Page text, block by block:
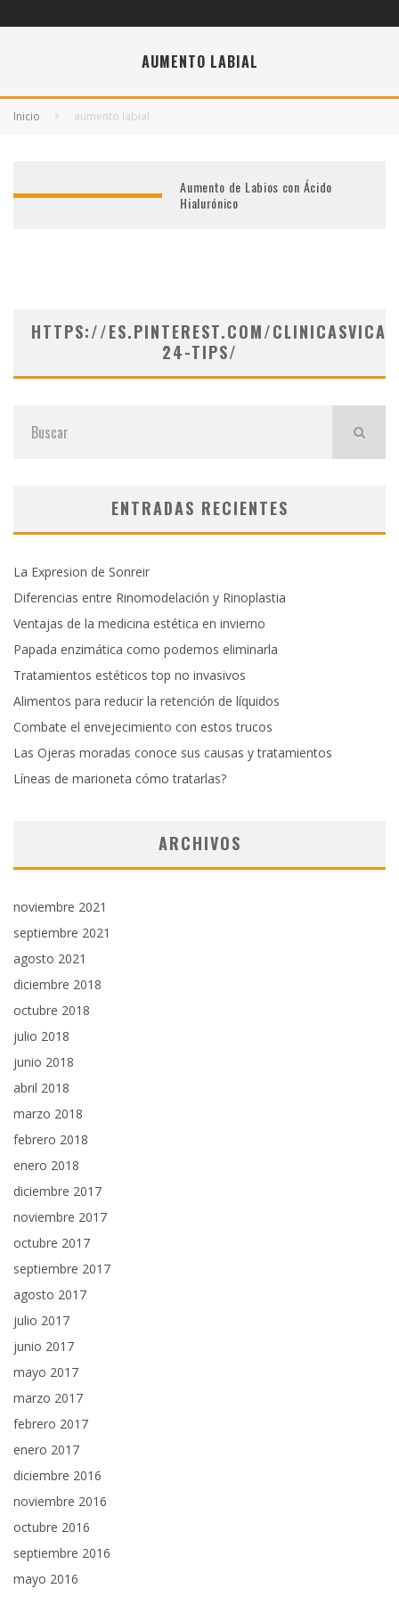
AUMENTO LABIAL
Inicio aumento labial
Aumento de Labios con Ácido
Hialurónico
HTTPS://ES.PINTEREST.COM/
24-TIPS/
ENTRADAS RECIENTES
La Expresion de Sonreir
Diferencias entre Rinomodelación y Rinoplastia
Ventajas de la medicina estética en invierno
Papada enzimática como podemos eliminarla
Tratamientos estéticos top no invasivos
Alimentos para reducir la retención de líquidos
Combate el envejecimiento con estos trucos
Las Ojeras moradas conoce sus causas y tratamientos
Líneas de marioneta cómo tratarlas?
ARCHIVOS
noviembre 2021
septiembre 2021
agosto 2021
diciembre 2018
octubre 2018
julio 2018
junio 2018
abril 2018
marzo 2018
febrero 2018
enero 2018
diciembre 2017
noviembre 2017
octubre 2017
septiembre 2017
agosto 2017
julio 2017
junio 2017
mayo 2017
marzo 2017
febrero 2017
enero 2017
diciembre 2016
noviembre 2016
octubre 2016
septiembre 2016
mayo 2016